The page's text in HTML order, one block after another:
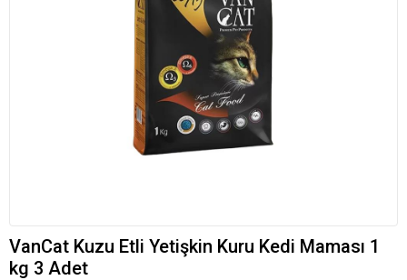
VanCat Kuzu Etli Yetişkin Kuru Kedi Maması 1
kg 3 Adet